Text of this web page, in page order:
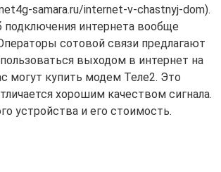
samara.ru/internet-v-chastnyj-dom).
интернета вообще
сотовой связи предлагают
выходом в интернет на
могут купить модем Теле2. Это
хорошим качеством сигнала.
устройства и его стоимость.